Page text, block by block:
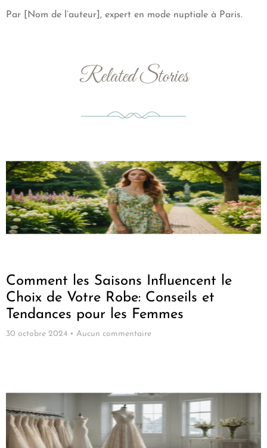
Par [Nom de l’auteur], expert en mode nuptiale à Paris.
Related Stories
Comment les Saisons Influencent le
Choix de Votre Robe: Conseils et
Tendances pour les Femmes
30 octobre 2024 Aucun commentaire